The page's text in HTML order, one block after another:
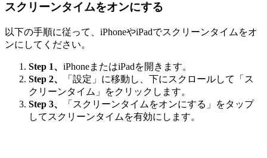
スクリーンタイムをオンにする
以下の手順に従って、iPhoneやiPadでスクリーンタイムをオ
ンにしてください。
Step 1、 iPhoneまたはiPadを開きます。
Step 2、
「設定」に移動し、下にスクロールして「ス
クリーンタイム」をクリックします。
Step 3、
「スクリーンタイムをオンにする」をタップ
してスクリーンタイムを有効にします。